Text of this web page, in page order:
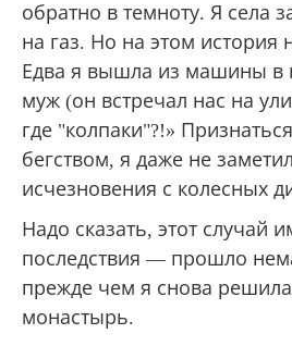
обратно в темноту. Я села
на газ. Но на этом история
Едва я вышла из машины в
муж (он встречал нас на
где "колпаки"?!»
бегством, я даже не
исчезновения с колесных
Надо сказать, этот случай
последствия — прошло
прежде чем я снова
монастырь.